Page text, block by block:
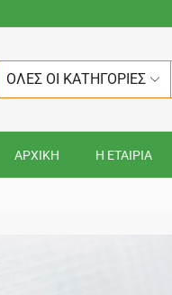
ΟΛΕΣ ΟΙ ΚΑΤΗΓΟΡΙΕΣ
ΑΡΧΙΚΗ Η ΕΤΑΙΡΙΑ